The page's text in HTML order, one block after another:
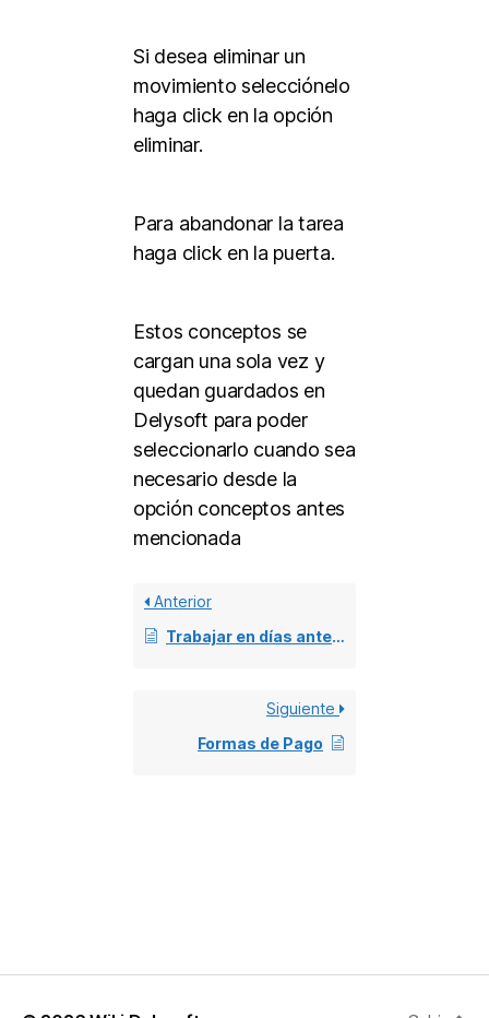
Si desea eliminar un
movimiento selecciónelo
haga click en la opción
eliminar.
Para abandonar la tarea
haga click en la puerta.
Estos conceptos se
cargan una sola vez y
quedan guardados en
Delysoft para poder
seleccionarlo cuando sea
necesario desde la
opción conceptos antes
mencionada
Anterior
Trabajar en días anteriores
Siguiente
Formas de Pago